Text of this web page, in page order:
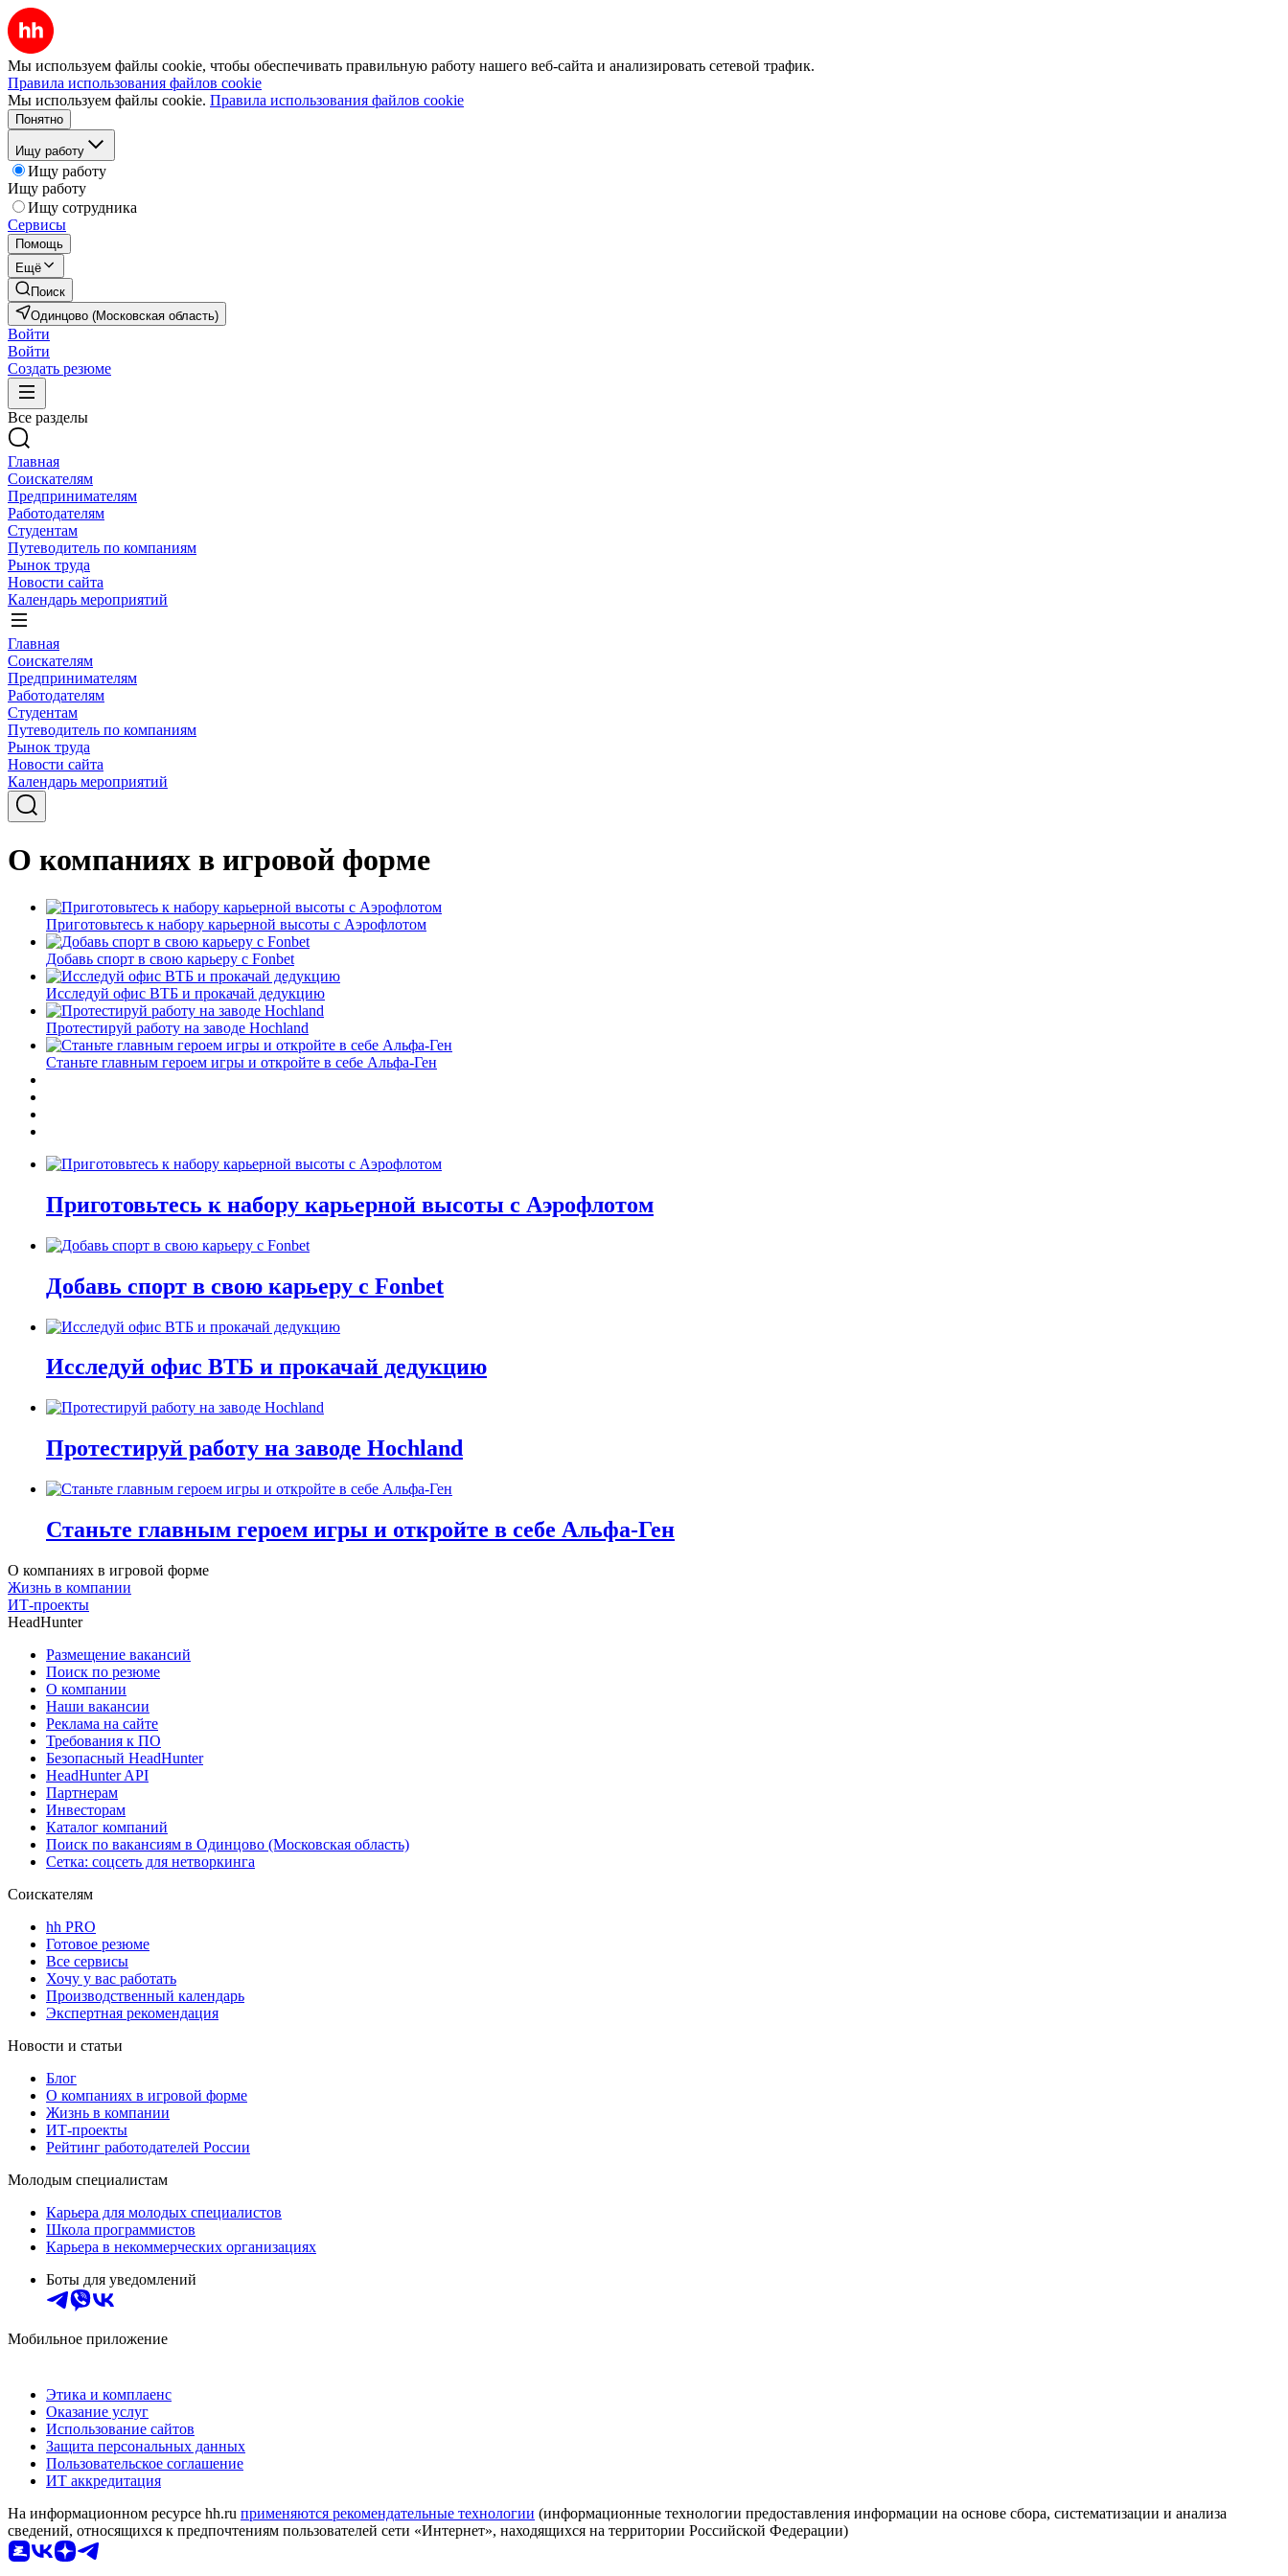
Мы используем файлы cookie, чтобы обеспечивать правильную работу нашего веб-сайта и анализировать сетевой трафик.
Правила использования файлов cookie
Мы используем файлы cookie. Правила использования файлов cookie
Понятно
Ищу работу
Ищу работу
Ищу работу
Ищу сотрудника
Сервисы
Помощь
Ещё
Поиск
Одинцово (Московская область)
Войти
Войти
Создать резюме
Все разделы
Главная
Соискателям
Предпринимателям
Работодателям
Студентам
Путеводитель по компаниям
Рынок труда
Новости сайта
Календарь мероприятий
Главная
Соискателям
Предпринимателям
Работодателям
Студентам
Путеводитель по компаниям
Рынок труда
Новости сайта
Календарь мероприятий
О компаниях в игровой форме
Приготовьтесь к набору карьерной высоты с Аэрофлотом
Добавь спорт в свою карьеру с Fonbet
Исследуй офис ВТБ и прокачай дедукцию
Протестируй работу на заводе Hochland
Станьте главным героем игры и откройте в себе Альфа-Ген
Приготовьтесь к набору карьерной высоты с Аэрофлотом
Добавь спорт в свою карьеру с Fonbet
Исследуй офис ВТБ и прокачай дедукцию
Протестируй работу на заводе Hochland
Станьте главным героем игры и откройте в себе Альфа-Ген
О компаниях в игровой форме
Жизнь в компании
ИТ-проекты
HeadHunter
Размещение вакансий
Поиск по резюме
О компании
Наши вакансии
Реклама на сайте
Требования к ПО
Безопасный HeadHunter
HeadHunter API
Партнерам
Инвесторам
Каталог компаний
Поиск по вакансиям в Одинцово (Московская область)
Сетка: соцсеть для нетворкинга
Соискателям
hh PRO
Готовое резюме
Все сервисы
Хочу у вас работать
Производственный календарь
Экспертная рекомендация
Новости и статьи
Блог
О компаниях в игровой форме
Жизнь в компании
ИТ-проекты
Рейтинг работодателей России
Молодым специалистам
Карьера для молодых специалистов
Школа программистов
Карьера в некоммерческих организациях
Боты для уведомлений
Мобильное приложение
Этика и комплаенс
Оказание услуг
Использование сайтов
Защита персональных данных
Пользовательское соглашение
ИТ аккредитация
На информационном ресурсе hh.ru применяются рекомендательные технологии (информационные технологии предоставления информации на основе сбора, систематизации и анализа
сведений, относящихся к предпочтениям пользователей сети «Интернет», находящихся на территории Российской Федерации)